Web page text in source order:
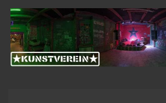
Skip
primary
navigation
Skip
main
content
Kunstverein
Hintere
Cramergasse